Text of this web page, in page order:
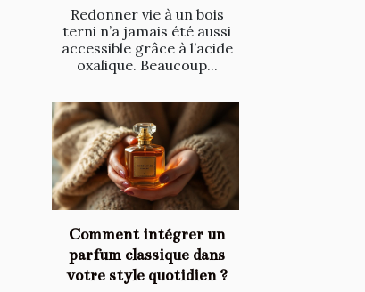
Redonner vie à un bois
terni n’a jamais été aussi
accessible grâce à l’acide
oxalique. Beaucoup...
Comment intégrer un
parfum classique dans
votre style quotidien ?